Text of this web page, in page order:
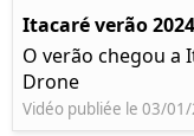
Itacaré verão 2024
O verão chegou a
Drone
Vidéo publiée le 03/